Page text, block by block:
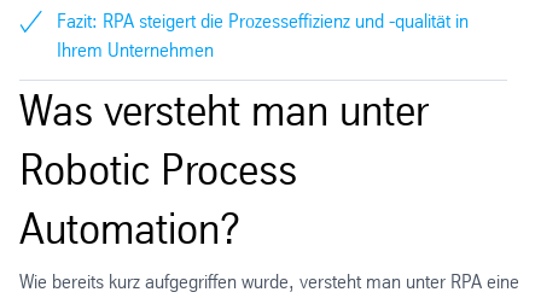
Fazit: RPA steigert die Prozesseffizienz und -qualität in
Ihrem Unternehmen
Was versteht man unter
Robotic Process
Automation?
Wie bereits kurz aufgegriffen wurde, versteht man unter RPA eine